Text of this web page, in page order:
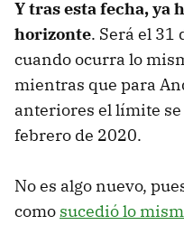
Y tras esta fecha, ya
horizonte. Será el 31
cuando ocurra lo
mientras que para
anteriores el límite
febrero de 2020.
No es algo nuevo,
como sucedió lo